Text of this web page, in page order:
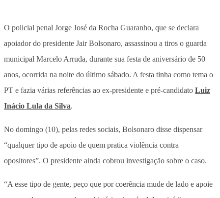
O policial penal Jorge José da Rocha Guaranho, que se declara
apoiador do presidente Jair Bolsonaro, assassinou a tiros o guarda
municipal Marcelo Arruda, durante sua festa de aniversário de 50
anos, ocorrida na noite do último sábado. A festa tinha como tema o
PT e fazia várias referências ao ex-presidente e pré-candidato Luiz
Inácio Lula da Silva.
No domingo (10), pelas redes sociais, Bolsonaro disse dispensar
“qualquer tipo de apoio de quem pratica violência contra
opositores”. O presidente ainda cobrou investigação sobre o caso.
“A esse tipo de gente, peço que por coerência mude de lado e apoie